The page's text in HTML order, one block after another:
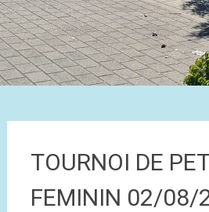
TOURNOI DE
FEMININ 02/08/